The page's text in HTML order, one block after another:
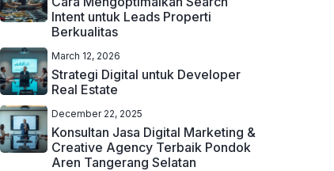
Intent untuk Leads Properti
Berkualitas
March 12, 2026
Strategi Digital untuk Developer
Real Estate
December 22, 2025
Konsultan Jasa Digital Marketing &
Creative Agency Terbaik Pondok
Aren Tangerang Selatan